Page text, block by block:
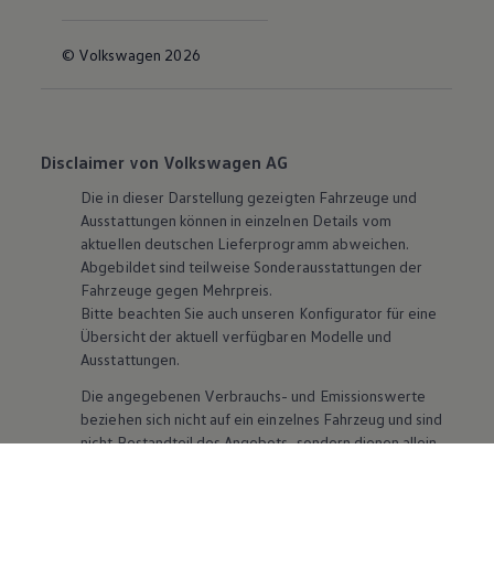
© Volkswagen 2026
Disclaimer von Volkswagen AG
Die in dieser Darstellung gezeigten Fahrzeuge und
Ausstattungen können in einzelnen Details vom
aktuellen deutschen Lieferprogramm abweichen.
Abgebildet sind teilweise Sonderausstattungen der
Fahrzeuge gegen Mehrpreis.
Bitte beachten Sie auch unseren Konfigurator für eine
Übersicht der aktuell verfügbaren Modelle und
Ausstattungen.
Die angegebenen Verbrauchs- und Emissionswerte
beziehen sich nicht auf ein einzelnes Fahrzeug und sind
nicht Bestandteil des Angebots, sondern dienen allein